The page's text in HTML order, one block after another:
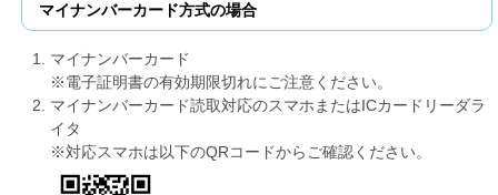
マイナンバーカード方式の場合
マイナンバーカード
※電子証明書の有効期限切れにご注意ください。
マイナンバーカード読取対応のスマホまたはICカードリーダラ
イタ
※対応スマホは以下のQRコードからご確認ください。